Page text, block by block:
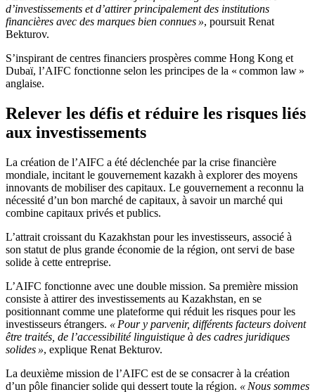
d’investissements et d’attirer principalement des institutions
financières avec des marques bien connues », poursuit Renat
Bekturov.
S’inspirant de centres financiers prospères comme Hong Kong et
Dubaï, l’AIFC fonctionne selon les principes de la « common law »
anglaise.
Relever les défis et réduire les risques liés
aux investissements
La création de l’AIFC a été déclenchée par la crise financière
mondiale, incitant le gouvernement kazakh à explorer des moyens
innovants de mobiliser des capitaux. Le gouvernement a reconnu la
nécessité d’un bon marché de capitaux, à savoir un marché qui
combine capitaux privés et publics.
L’attrait croissant du Kazakhstan pour les investisseurs, associé à
son statut de plus grande économie de la région, ont servi de base
solide à cette entreprise.
L’AIFC fonctionne avec une double mission. Sa première mission
consiste à attirer des investissements au Kazakhstan, en se
positionnant comme une plateforme qui réduit les risques pour les
investisseurs étrangers. « Pour y parvenir, différents facteurs doivent
être traités, de l’accessibilité linguistique à des cadres juridiques
solides », explique Renat Bekturov.
La deuxième mission de l’AIFC est de se consacrer à la création
d’un pôle financier solide qui dessert toute la région. « Nous sommes